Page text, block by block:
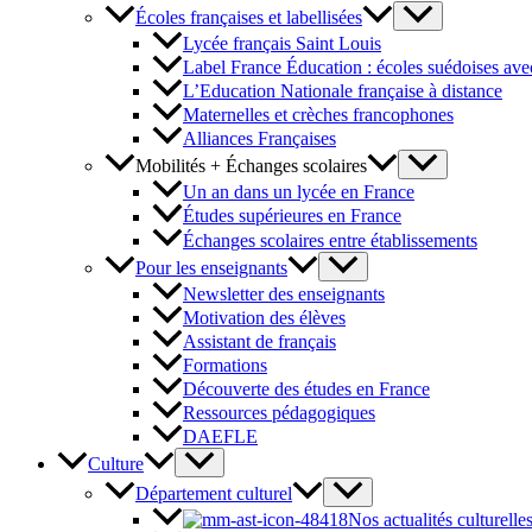
Écoles françaises et labellisées
Lycée français Saint Louis
Label France Éducation : écoles suédoises
L’Education Nationale française à distance
Maternelles et crèches francophones
Alliances Françaises
Mobilités + Échanges scolaires
Un an dans un lycée en France
Études supérieures en France
Échanges scolaires entre établissements
Pour les enseignants
Newsletter des enseignants
Motivation des élèves
Assistant de français
Formations
Découverte des études en France
Ressources pédagogiques
DAEFLE
Culture
Département culturel
Nos actualités culturelles